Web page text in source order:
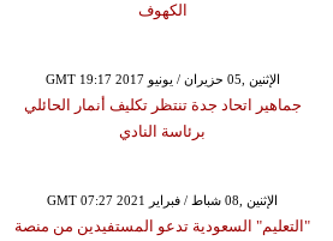
الكهوف
GMT 19:17 2017 الإثنين ,05 حزيران / يونيو
جماهير اتحاد جدة تنتظر تكليف أنمار الحائلي
برئاسة النادي
GMT 07:27 2021 الإثنين ,08 شباط / فبراير
"التعليم" السعودية تدعو المستفيدين من منصة